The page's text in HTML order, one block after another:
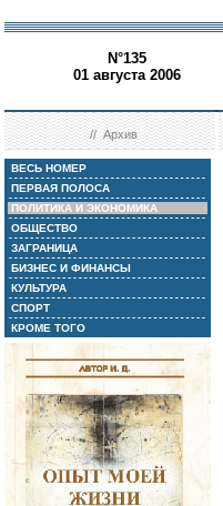
N°135
01 августа 2006
//Архив
ВЕСЬ НОМЕР
ПЕРВАЯ ПОЛОСА
ПОЛИТИКА И ЭКОНОМИКА
ОБЩЕСТВО
ЗАГРАНИЦА
БИЗНЕС И ФИНАНСЫ
КУЛЬТУРА
СПОРТ
КРОМЕ ТОГО